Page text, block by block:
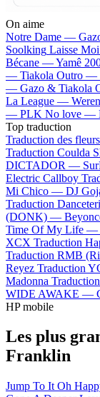
On aime
Notre Dame —
Soolking Laisse
Bécane —Yamê
— Tiakola Outro —
— Gazo & Tiakola
La League —
— PLK No love —
Top traduction
Traduction des
Traduction Coulda
DICTADOR —
Electric Callboy
Mi Chico — DJ
Traduction
(DONK) —
Time Of My Life —
XCX Traduction
Traduction RMB
Reyez Traduction
Madonna
WIDE AWAKE —
HP mobile
Les plus
Franklin
Jump To It Oh